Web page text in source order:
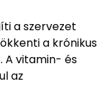
a szervezet
a krónikus
A vitamin- és
az